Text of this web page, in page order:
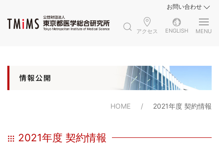
お問い合わせ
アクセス ENGLISH MENU
HOME 2021年度 契約情報
2021年度 契約情報